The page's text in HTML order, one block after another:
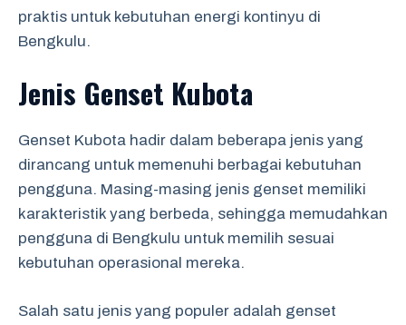
praktis untuk kebutuhan energi kontinyu di
Bengkulu.
Jenis Genset Kubota
Genset Kubota hadir dalam beberapa jenis yang
dirancang untuk memenuhi berbagai kebutuhan
pengguna. Masing-masing jenis genset memiliki
karakteristik yang berbeda, sehingga memudahkan
pengguna di Bengkulu untuk memilih sesuai
kebutuhan operasional mereka.
Salah satu jenis yang populer adalah genset